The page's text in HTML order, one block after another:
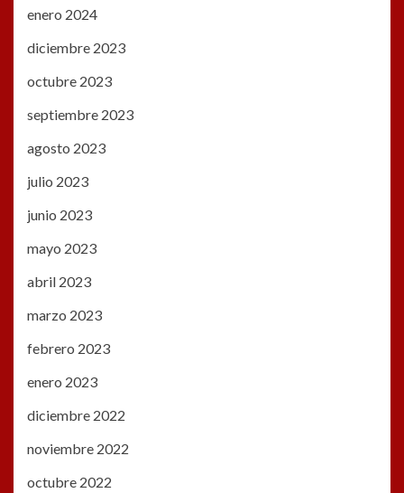
enero 2024
diciembre 2023
octubre 2023
septiembre 2023
agosto 2023
julio 2023
junio 2023
mayo 2023
abril 2023
marzo 2023
febrero 2023
enero 2023
diciembre 2022
noviembre 2022
octubre 2022